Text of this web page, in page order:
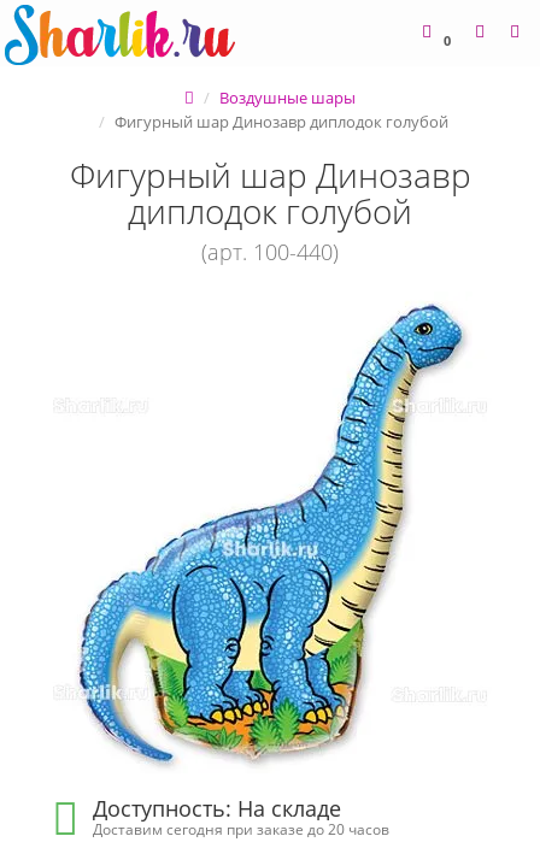
0
Воздушные шары
Фигурный шар Динозавр диплодок голубой
Фигурный шар Динозавр
диплодок голубой
(арт. 100-440)
Доступность: На складе
Доставим сегодня при заказе до 20 часов